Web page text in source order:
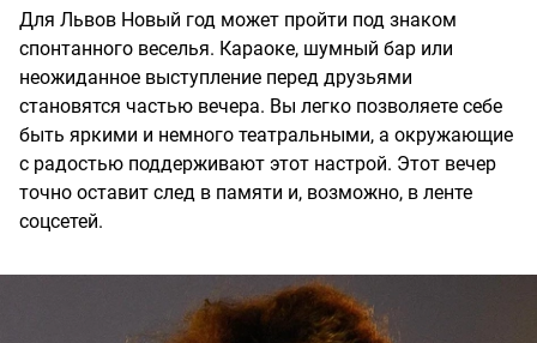
Для Львов Новый год может пройти под знаком
спонтанного веселья. Караоке, шумный бар или
неожиданное выступление перед друзьями
становятся частью вечера. Вы легко позволяете себе
быть яркими и немного театральными, а окружающие
с радостью поддерживают этот настрой. Этот вечер
точно оставит след в памяти и, возможно, в ленте
соцсетей.